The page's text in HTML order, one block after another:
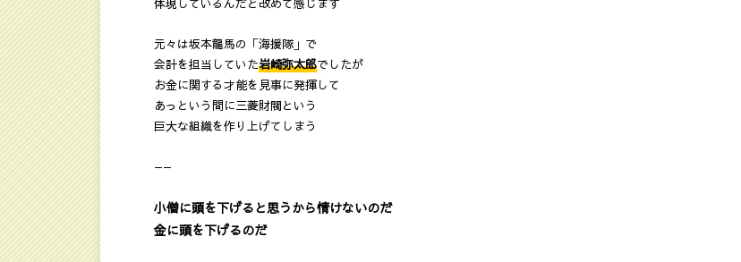
体現しているんだと改めて感じます
元々は坂本龍馬の「海援隊」で
会計を担当していた岩崎弥太郎でしたが
お金に関する才能を見事に発揮して
あっという間に三菱財閥という
巨大な組織を作り上げてしまう
——
小僧に頭を下げると思うから情けないのだ
金に頭を下げるのだ